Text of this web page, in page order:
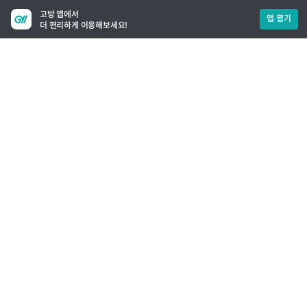
고방 앱에서
더 편리하게 이용해보세요!
앱 열기